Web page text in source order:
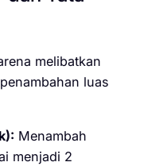
melibatkan
luas
Menambah
menjadi 2